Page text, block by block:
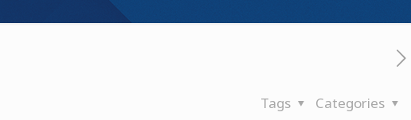
Categories
Tags